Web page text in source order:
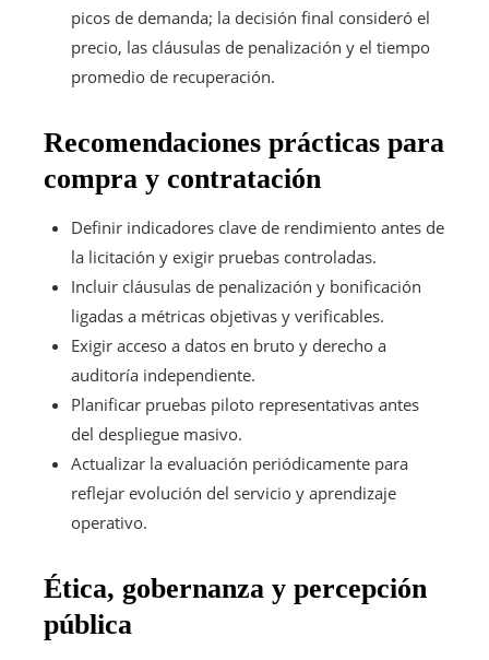
picos de demanda; la decisión final consideró el
precio, las cláusulas de penalización y el tiempo
promedio de recuperación.
Recomendaciones prácticas para
compra y contratación
Definir indicadores clave de rendimiento antes de
la licitación y exigir pruebas controladas.
Incluir cláusulas de penalización y bonificación
ligadas a métricas objetivas y verificables.
Exigir acceso a datos en bruto y derecho a
auditoría independiente.
Planificar pruebas piloto representativas antes
del despliegue masivo.
Actualizar la evaluación periódicamente para
reflejar evolución del servicio y aprendizaje
operativo.
Ética, gobernanza y percepción
pública